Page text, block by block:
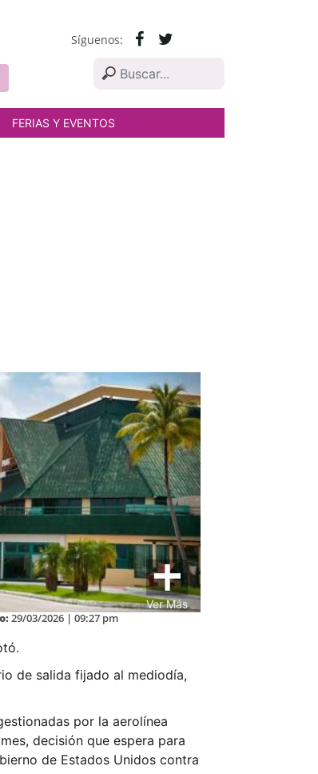
Síguenos:
FERIAS Y EVENTOS
Ver Más
29/03/2026 | 09:27 pm
de salida fijado al mediodía,
por la aerolínea
decisión que espera para
de Estados Unidos contra